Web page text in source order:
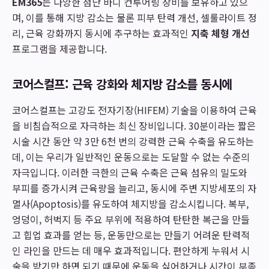
며, 이를 통해 지방 감소는 물론 피부 탄력 개선, 셀룰라이트 정
리, 근육 강화까지 동시에 추구하는 효과적인 지축 체형 개선
프로그램을 제공합니다.
코어스컬프: 근육 강화와 체지방 감소를 동시에
코어스컬프는 고강도 전자기장(HIFEM) 기술을 이용하여 근육
을 비침습적으로 자극하는 최신 장비입니다. 30분이라는 짧은
시술 시간 동안 약 3만 6천 번의 강력한 근육 수축을 유도하는
데, 이는 우리가 일반적인 운동으로는 도달할 수 없는 수준의
자극입니다. 이러한 극한의 근육 수축은 근육 섬유의 밀도와
부피를 증가시켜 근육량을 늘리고, 동시에 주변 지방세포의 자
멸사(Apoptosis)를 유도하여 체지방을 감소시킵니다. 복부,
엉덩이, 허벅지 등 주요 부위에 적용하여 탄탄한 복근을 만들
고 힙업 효과를 얻는 등, 운동만으로는 만들기 어려운 탄력적
인 라인을 만드는 데 매우 효과적입니다. 편안하게 누워서 시
술을 받기만 하면 되기 때문에 운동을 싫어하거나 시간이 부족